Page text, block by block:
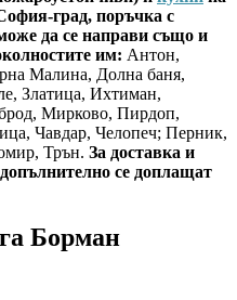
град, поръчка с
да се направи също и
им: Антон,
Малина, Долна баня,
Златица, Ихтиман,
Мирково, Пирдоп,
Чавдар, Челопеч; Перник,
Трън. За доставка и
се доплащат
Борман